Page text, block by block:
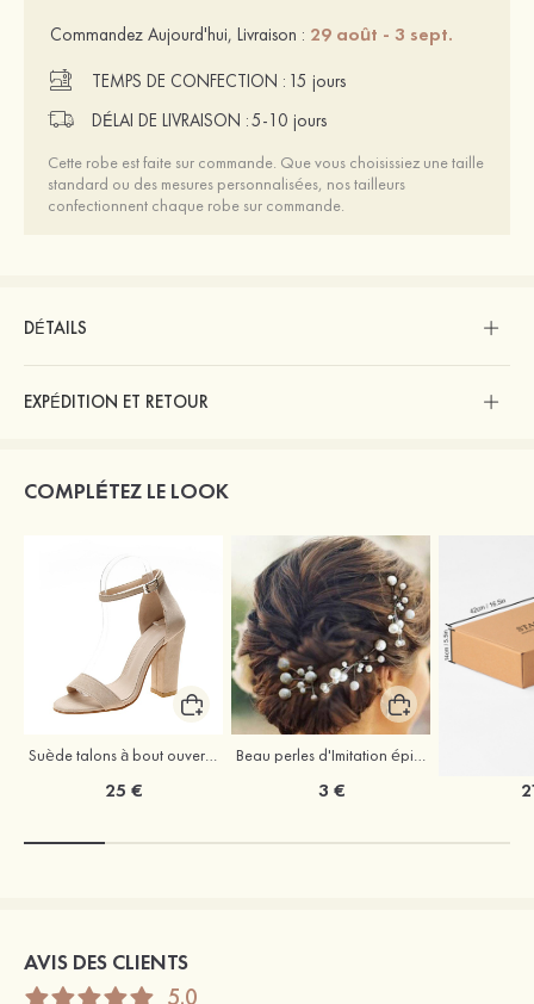
Commandez Aujourd'hui, Livraison : 29 août - 3 sept.
TEMPS DE CONFECTION : 15 jours
DÉLAI DE LIVRAISON :5-10 jours
Cette robe est faite sur commande. Que vous choisissiez une taille
standard ou des mesures personnalisées, nos tailleurs
confectionnent chaque robe sur commande.
DÉTAILS
EXPÉDITION ET RETOUR
COMPLÉTEZ LE LOOK
Suède talons à bout ouvert sandales talon bottier chaussures pour les soirées
25 €
Beau perles d'Imitation épingles à cheveux coiffe
3 €
AVIS DES CLIENTS
5.0